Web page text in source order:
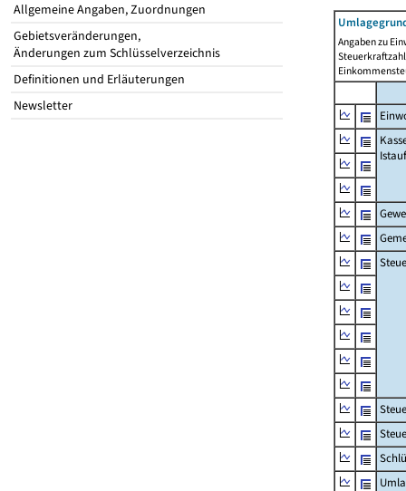
Allgemeine Angaben, Zuordnungen
Gebietsveränderungen,
Änderungen zum Schlüsselverzeichnis
Definitionen und Erläuterungen
Newsletter
Angaben zu